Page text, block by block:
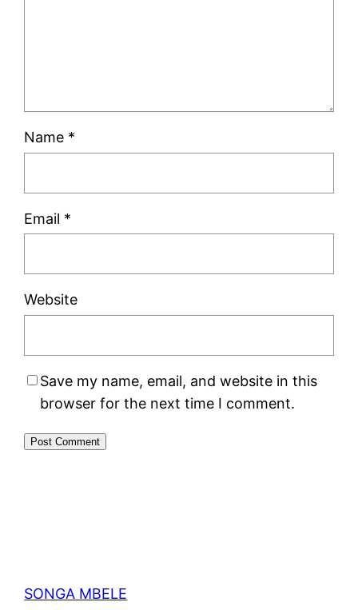
Name *
Email *
Website
Save my name, email, and website in this
browser for the next time I comment.
SONGA MBELE